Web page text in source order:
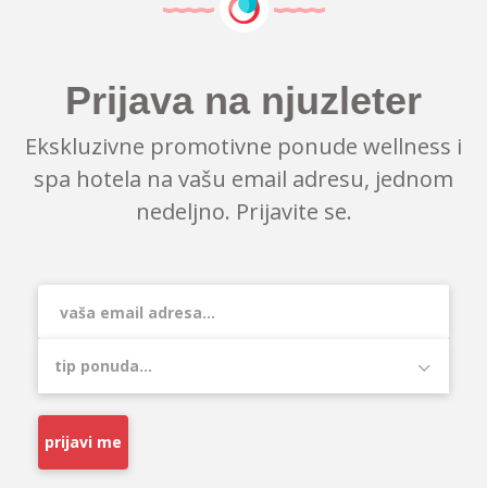
Prijava na njuzleter
Ekskluzivne promotivne ponude wellness i
spa hotela na vašu email adresu, jednom
nedeljno. Prijavite se.
prijavi me